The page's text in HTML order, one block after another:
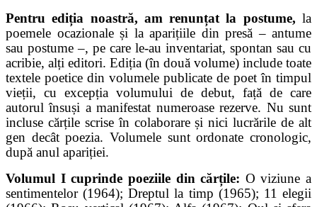
Pentru ediția noastră, am renunțat la postume, la
poemele ocazionale și la aparițiile din presă – antume
sau postume –, pe care le-au inventariat, spontan sau cu
acribie, alți editori. Ediția (în două volume) include toate
textele poetice din volumele publicate de poet în timpul
vieții, cu excepția volumului de debut, față de care
autorul însuși a manifestat numeroase rezerve. Nu sunt
incluse cărțile scrise în colaborare și nici lucrările de alt
gen decât poezia. Volumele sunt ordonate cronologic,
după anul apariției.
Volumul I cuprinde poeziile din cărțile: O viziune a
sentimentelor (1964); Dreptul la timp (1965); 11 elegii